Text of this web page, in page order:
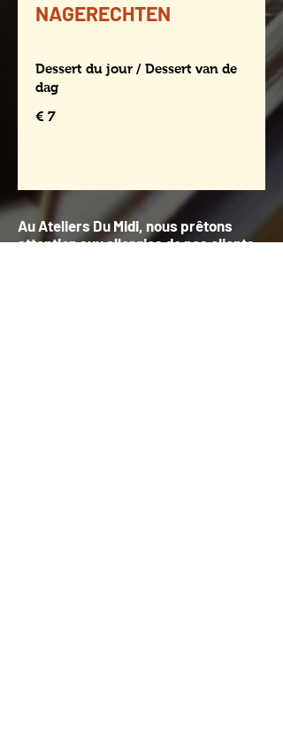
NAGERECHTEN
Dessert du jour / Dessert van de
dag
€ 7
Au Ateliers Du Midi, nous prêtons
attention aux allergies de nos clients.